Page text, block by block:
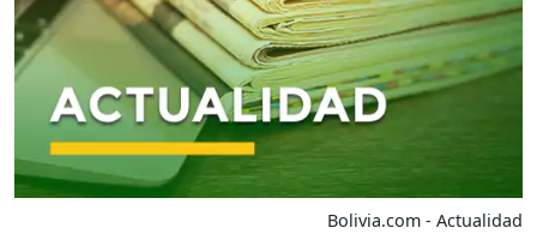
Bolivia.com - Actualidad